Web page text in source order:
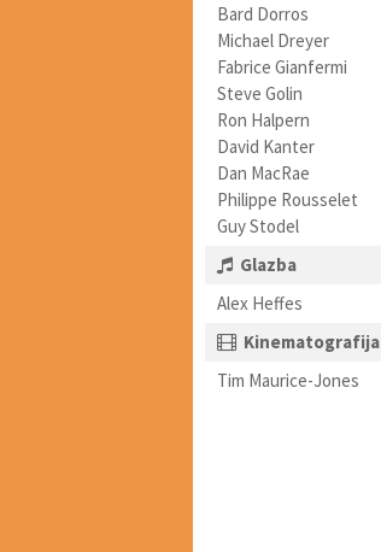
Bard Dorros
Michael Dreyer
Fabrice Gianfermi
Steve Golin
Ron Halpern
David Kanter
Dan MacRae
Philippe Rousselet
Guy Stodel
Glazba
Alex Heffes
Kinematografija
Tim Maurice-Jones